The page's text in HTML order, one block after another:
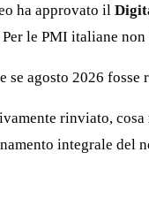
ha approvato il
le PMI italiane non
se agosto 2026
rinviato,
integrale del